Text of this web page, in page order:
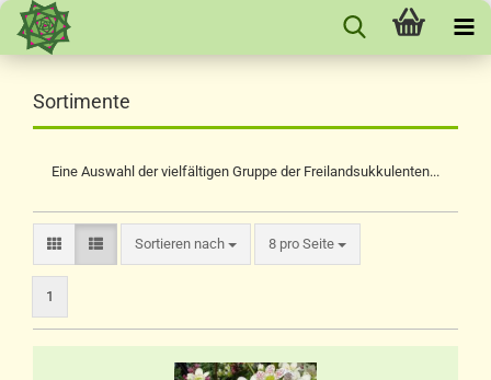
Sortimente
Eine Auswahl der vielfältigen Gruppe der Freilandsukkulenten...
Sortieren nach
Sortieren nach 8 pro Seite
pro Seite
1